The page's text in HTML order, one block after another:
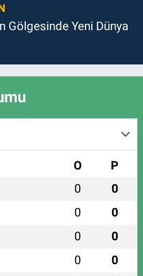
Gölgesinde Yeni Dünya
O P
0 0
0 0
0 0
0 0